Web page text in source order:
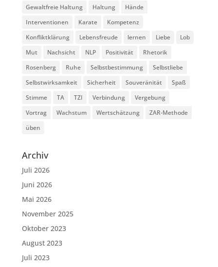
Gewaltfreie Haltung
Haltung
Hände
Interventionen
Karate
Kompetenz
Konfliktklärung
Lebensfreude lernen Liebe
Lob
Mut
Nachsicht NLP Positivität
Rhetorik
Rosenberg
Ruhe Selbstbestimmung
Selbstliebe
Selbstwirksamkeit
Sicherheit Souveränität
Spaß
Stimme
TA TZI Verbindung
Vergebung
Vortrag
Wachstum Wertschätzung
ZAR-Methode
üben
Archiv
Juli 2026
Juni 2026
Mai 2026
November 2025
Oktober 2023
August 2023
Juli 2023